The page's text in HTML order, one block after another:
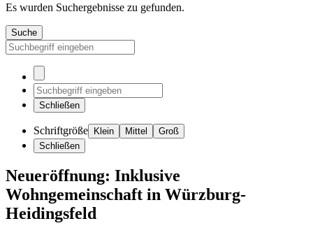
Es wurden Suchergebnisse zu gefunden.
Suche
Schließen
Schriftgröße Klein Mittel
Groß
Schließen
Neueröffnung: Inklusive
Wohngemeinschaft in Würzburg-
Heidingsfeld